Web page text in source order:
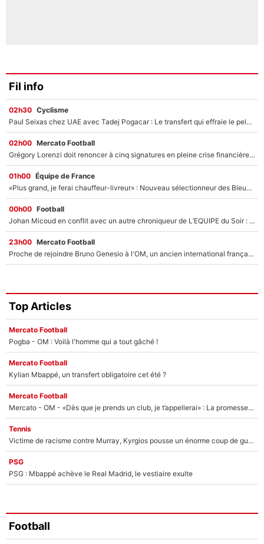
Fil info
02h30 Cyclisme
Paul Seixas chez UAE avec Tadej Pogacar : Le transfert qui effraie le peloton, «c’est la pire des choses qui puisse arriver»
02h00 Mercato Football
Grégory Lorenzi doit renoncer à cinq signatures en pleine crise financière : L’IA propose sept noms à l’OM pour un mercato réussi... à seulement 5M€ !
01h00 Équipe de France
«Plus grand, je ferai chauffeur-livreur» : Nouveau sélectionneur des Bleus, Zinédine Zidane s’était imaginé un avenir très différent lorsqu'il était enfant
00h00 Football
Johan Micoud en conflit avec un autre chroniqueur de L’EQUIPE du Soir : «Pendant un moment, je ne les ai pas remis ensemble dans l'émission»
23h00 Mercato Football
Proche de rejoindre Bruno Genesio à l'OM, un ancien international français va finalement débarquer... sur RMC !
Top Articles
Mercato Football
Pogba - OM : Voilà l'homme qui a tout gâché !
Mercato Football
Kylian Mbappé, un transfert obligatoire cet été ?
Mercato Football
Mercato - OM - «Dès que je prends un club, je t’appellerai» : La promesse de Marcelino au moment de claquer la porte
Tennis
Victime de racisme contre Murray, Kyrgios pousse un énorme coup de gueule !
PSG
PSG : Mbappé achève le Real Madrid, le vestiaire exulte
Football